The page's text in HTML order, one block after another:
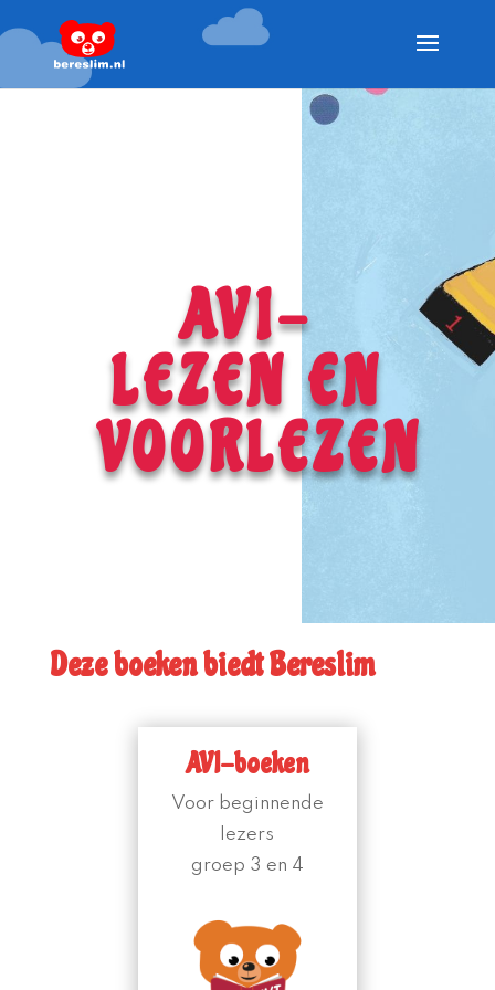
AVI-
LEZEN EN
VOORLEZEN
Deze boeken biedt Bereslim
AVI-boeken
Voor beginnende
lezers
groep 3 en 4